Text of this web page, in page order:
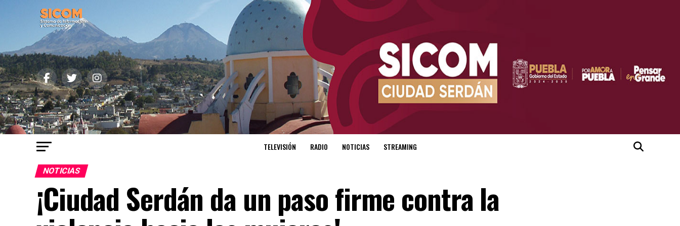
TELEVISIÓN RADIO NOTICIAS STREAMING
NOTICIAS
¡Ciudad Serdán da un paso firme contra la